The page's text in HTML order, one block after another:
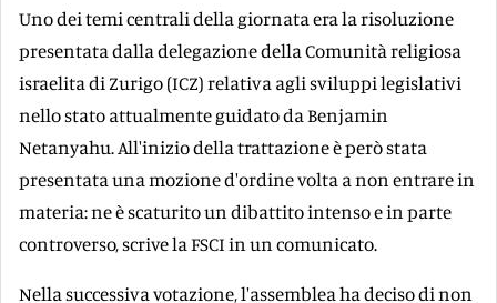
Uno dei temi centrali della giornata era la risoluzione
presentata dalla delegazione della Comunità religiosa
israelita di Zurigo (ICZ) relativa agli sviluppi legislativi
nello stato attualmente guidato da Benjamin
Netanyahu. All'inizio della trattazione è però stata
presentata una mozione d'ordine volta a non entrare in
materia: ne è scaturito un dibattito intenso e in parte
controverso, scrive la FSCI in un comunicato.
Nella successiva votazione, l'assemblea ha deciso di non